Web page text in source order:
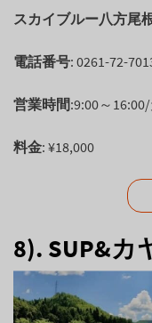
スカイブルー八方尾
電話番号: 0261-72-
営業時間:9:00～
料金: ¥18,000
8). SUP&カ